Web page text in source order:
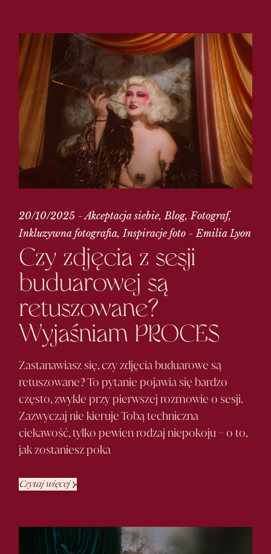
20/10/2025 Akceptacja siebie Blog Fotograf
Inkluzywna fotografia Inspiracje foto Emilia Lyon
Czy zdjęcia z sesji
buduarowej są
retuszowane?
WyjaśniamPROCES
Zastanawiasz się, czy zdjęcia buduarowe są
retuszowane? To pytanie pojawia się bardzo
często, zwykle przy pierwszej rozmowie o sesji.
Zazwyczaj nie kieruje Tobą techniczna
ciekawość, tylko pewien rodzaj niepokoju – o to,
jak zostaniesz poka
Czytaj więcej